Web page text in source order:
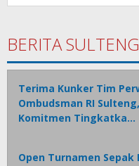
BERITA SULTENG
Terima Kunker Tim
Ombudsman RI
Komitmen Tingkatka…
Open Turnamen Sepak